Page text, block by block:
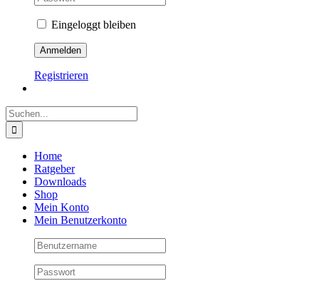
Eingeloggt bleiben
Registrieren
Suche
nach:
Home
Ratgeber
Downloads
Shop
Mein Konto
Mein Benutzerkonto